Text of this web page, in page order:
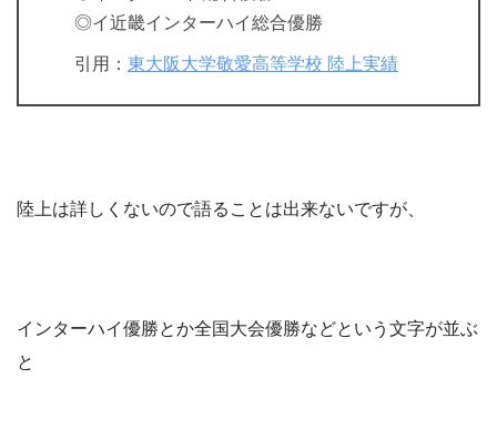
◎イ近畿インターハイ総合優勝
引用： 東大阪大学敬愛高等学校 陸上実績
陸上は詳しくないので語ることは出来ないですが、
インターハイ優勝とか全国大会優勝などという文字が並ぶ
と